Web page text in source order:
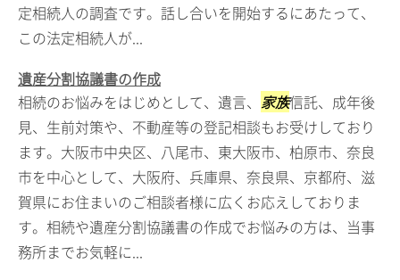
定相続人の調査です。話し合いを開始するにあたって、
この法定相続人が...
遺産分割協議書の作成
相続のお悩みをはじめとして、遺言、 家族信託、成年後
見、生前対策や、不動産等の登記相談もお受けしており
ます。大阪市中央区、八尾市、東大阪市、柏原市、奈良
市を中心として、大阪府、兵庫県、奈良県、京都府、滋
賀県にお住まいのご相談者様に広くお応えしておりま
す。相続や遺産分割協議書の作成でお悩みの方は、当事
務所までお気軽に...